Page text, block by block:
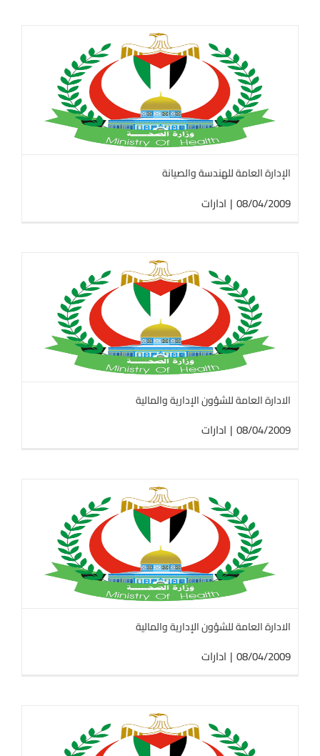
الإدارة العامة للهندسة والصيانة
08/04/2009
| ادارات
الادارة العامة للشؤون الإدارية والمالية
08/04/2009
| ادارات
الادارة العامة للشؤون الإدارية والمالية
08/04/2009
| ادارات